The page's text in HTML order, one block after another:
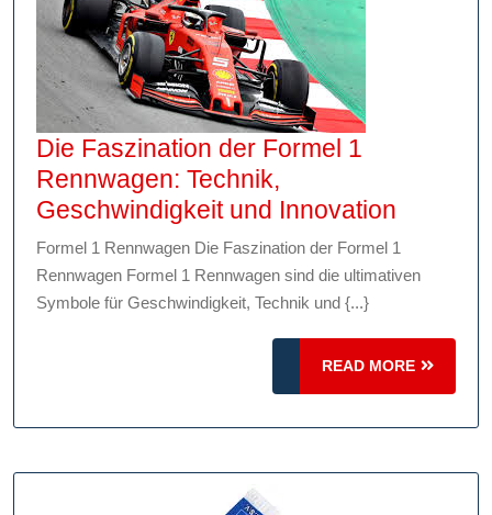
Die Faszination der Formel 1
Rennwagen: Technik,
Geschwindigkeit und Innovation
der
1
Technik,
Formel 1 Rennwagen Die Faszination der Formel 1
Rennwagen Formel 1 Rennwagen sind die ultimativen
Symbole für Geschwindigkeit, Technik und {...}
READ MORE
READ
MORE